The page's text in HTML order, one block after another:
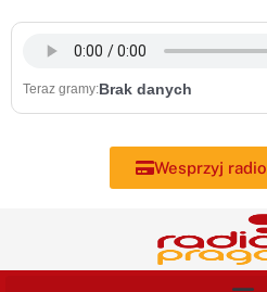
content
Teraz gramy:Brak danych
Wesprzyj radio